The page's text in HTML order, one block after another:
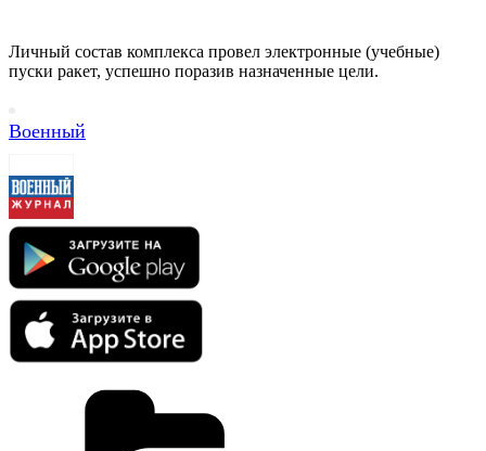
Личный состав комплекса провел электронные (учебные)
пуски ракет, успешно поразив назначенные цели.
Военный